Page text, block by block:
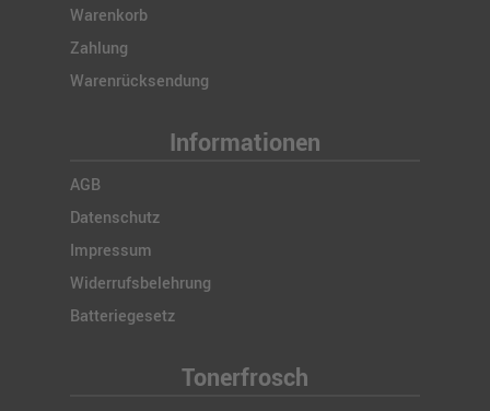
Warenkorb
Zahlung
Warenrücksendung
Informationen
AGB
Datenschutz
Impressum
Widerrufsbelehrung
Batteriegesetz
Tonerfrosch